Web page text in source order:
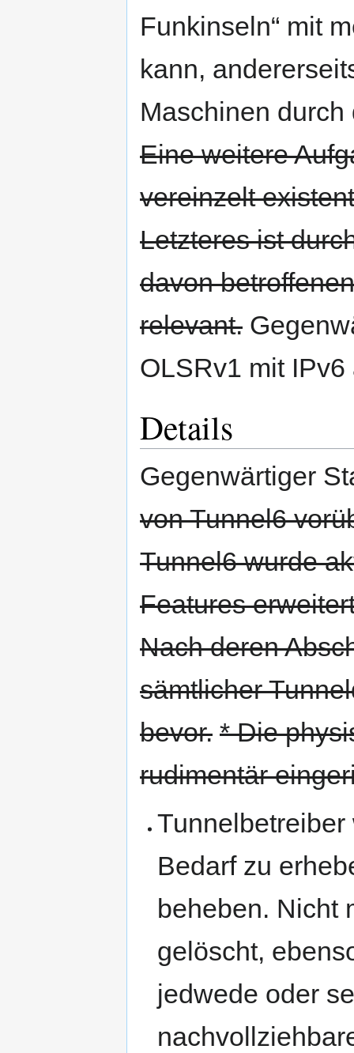
Funkinseln“ mit
kann,
Maschinen
Eine weitere
vereinzelt
Letzteres ist
davon
relevant.
OLSRv1 mit
Details
Gegenwärtiger
von Tunnel6
Tunnel6 wurde
Features
Nach deren
sämtlicher
bevor. * Die
rudimentär
Bedarf zu
beheben. Nicht
gelöscht,
jedwede oder